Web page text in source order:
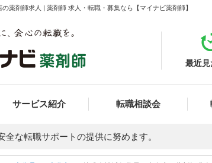
薬剤師求人 | 薬剤師 求人・転職・募集なら【マイナビ薬剤師】
最近見
サービス紹介 転職相談会
全な転職サポートの提供に努めます。